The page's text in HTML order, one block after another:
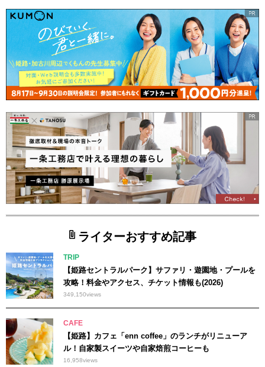
ライターおすすめ記事
TRIP
【姫路セントラルパーク】サファリ・遊園地・プールを
攻略！料金やアクセス、チケット情報も(2026)
349,150views
CAFE
【姫路】カフェ「enn coffee」のランチがリニューア
ル！自家製スイーツや自家焙煎コーヒーも
16,958views